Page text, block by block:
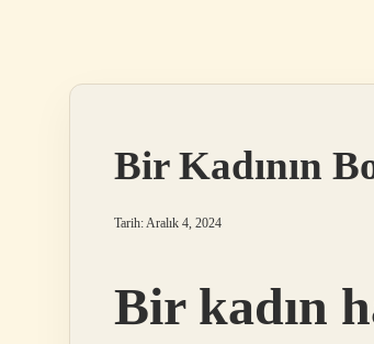
Bir Kadının
Tarih: Aralık 4, 2024
Bir kadın